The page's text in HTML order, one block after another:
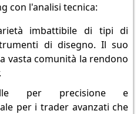
con l'analisi tecnica:
imbattibile di tipi di
di disegno. Il suo
vasta comunità la rendono
per precisione e
per i trader avanzati che